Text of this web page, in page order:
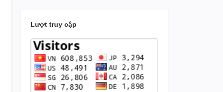
Lượt truy cập